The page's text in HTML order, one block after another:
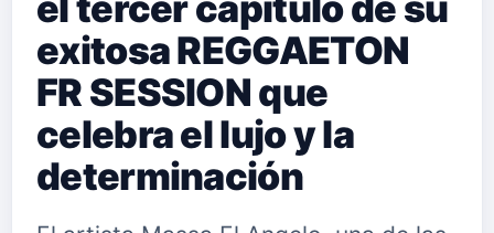
exitosa REGGAETON
FR SESSION que
celebra el lujo y la
determinación